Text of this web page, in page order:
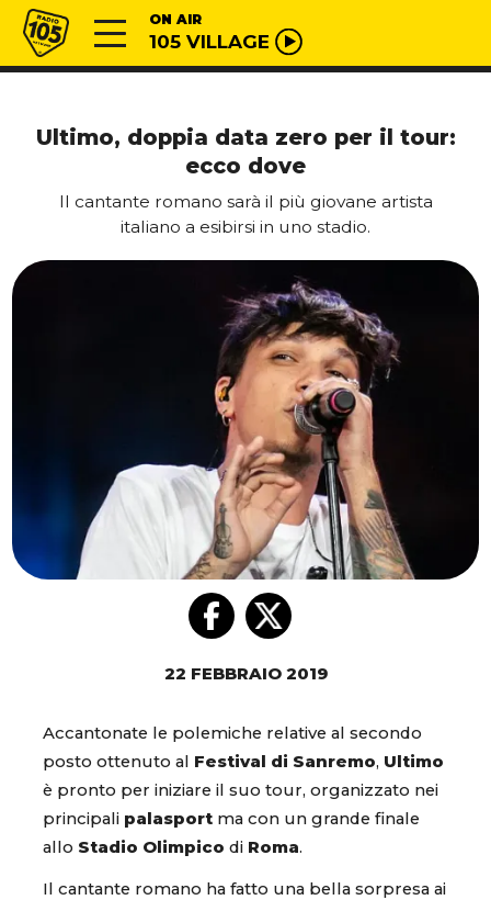
Vai al contenuto
Radio 105 ON AIR
105 VILLAGE
Ultimo, doppia data zero per il tour:
ecco dove
Il cantante romano sarà il più giovane artista
italiano a esibirsi in uno stadio.
22 FEBBRAIO 2019
Accantonate le polemiche relative al secondo
posto ottenuto al Festival di Sanremo, Ultimo
è pronto per iniziare il suo tour, organizzato nei
principali palasport ma con un grande finale
allo Stadio Olimpico di Roma.
Il cantante romano ha fatto una bella sorpresa ai